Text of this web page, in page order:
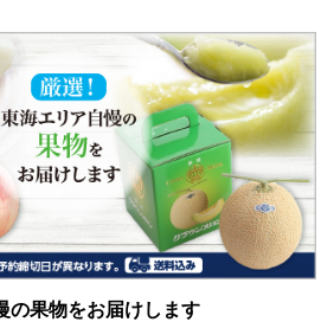
の果物をお届けします